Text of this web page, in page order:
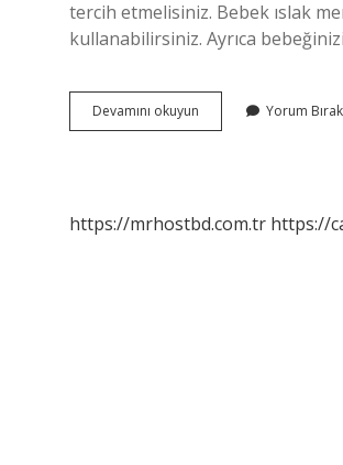
tercih etmelisiniz. Bebek ıslak
kullanabilirsiniz. Ayrıca
Devamını okuyun Bebeklerin
Ağzı
Yorum Bırak
https://mrhostbd.com.tr https://